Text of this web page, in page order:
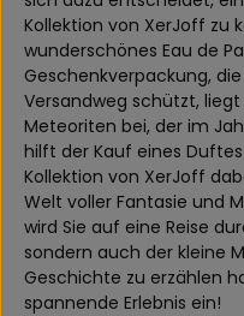
Kollektion von XerJoff zu
wunderschönes Eau de
Geschenkverpackung,
Versandweg schützt,
Meteoriten bei, der im
hilft der Kauf eines
Kollektion von XerJoff
Welt voller Fantasie und
wird Sie auf eine Reise
sondern auch der kleine
Geschichte zu erzählen
spannende Erlebnis ein!